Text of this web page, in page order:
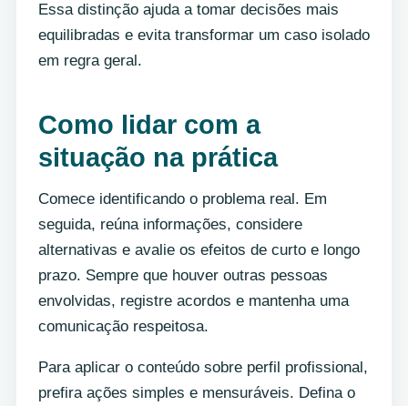
Essa distinção ajuda a tomar decisões mais
equilibradas e evita transformar um caso isolado
em regra geral.
Como lidar com a
situação na prática
Comece identificando o problema real. Em
seguida, reúna informações, considere
alternativas e avalie os efeitos de curto e longo
prazo. Sempre que houver outras pessoas
envolvidas, registre acordos e mantenha uma
comunicação respeitosa.
Para aplicar o conteúdo sobre perfil profissional,
prefira ações simples e mensuráveis. Defina o